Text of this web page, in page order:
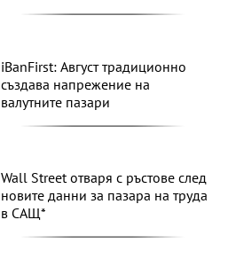
iBanFirst: Август традиционно
създава напрежение на
валутните пазари
Wall Street отваря с ръстове след
новите данни за пазара на труда
в САЩ*